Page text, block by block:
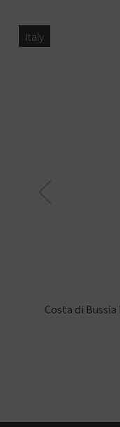
Italy
Costa di